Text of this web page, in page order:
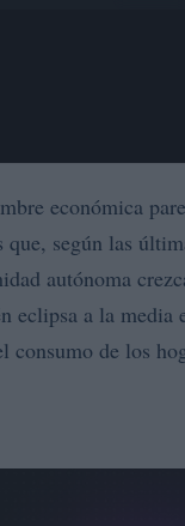
económica
según las
autónoma
eclipsa a la media
de los